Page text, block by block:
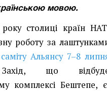
мовою.
столиці країн
роботу за
саміту Альянсу 7–8
Захід, що
комплексі Бештепе, є